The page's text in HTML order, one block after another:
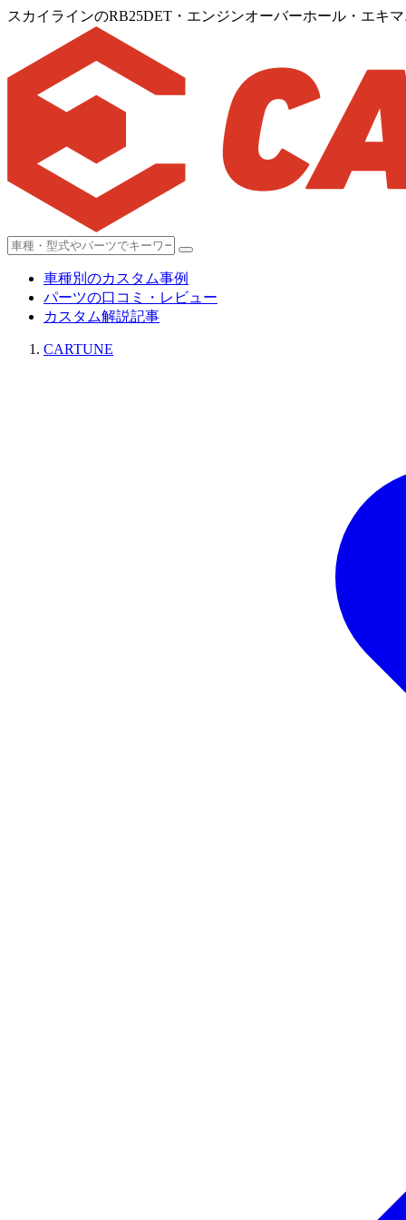
スカイラインのRB25DET・エンジンオーバーホール・エキ
車種別のカスタム事例
パーツの口コミ・レビュー
カスタム解説記事
CARTUNE